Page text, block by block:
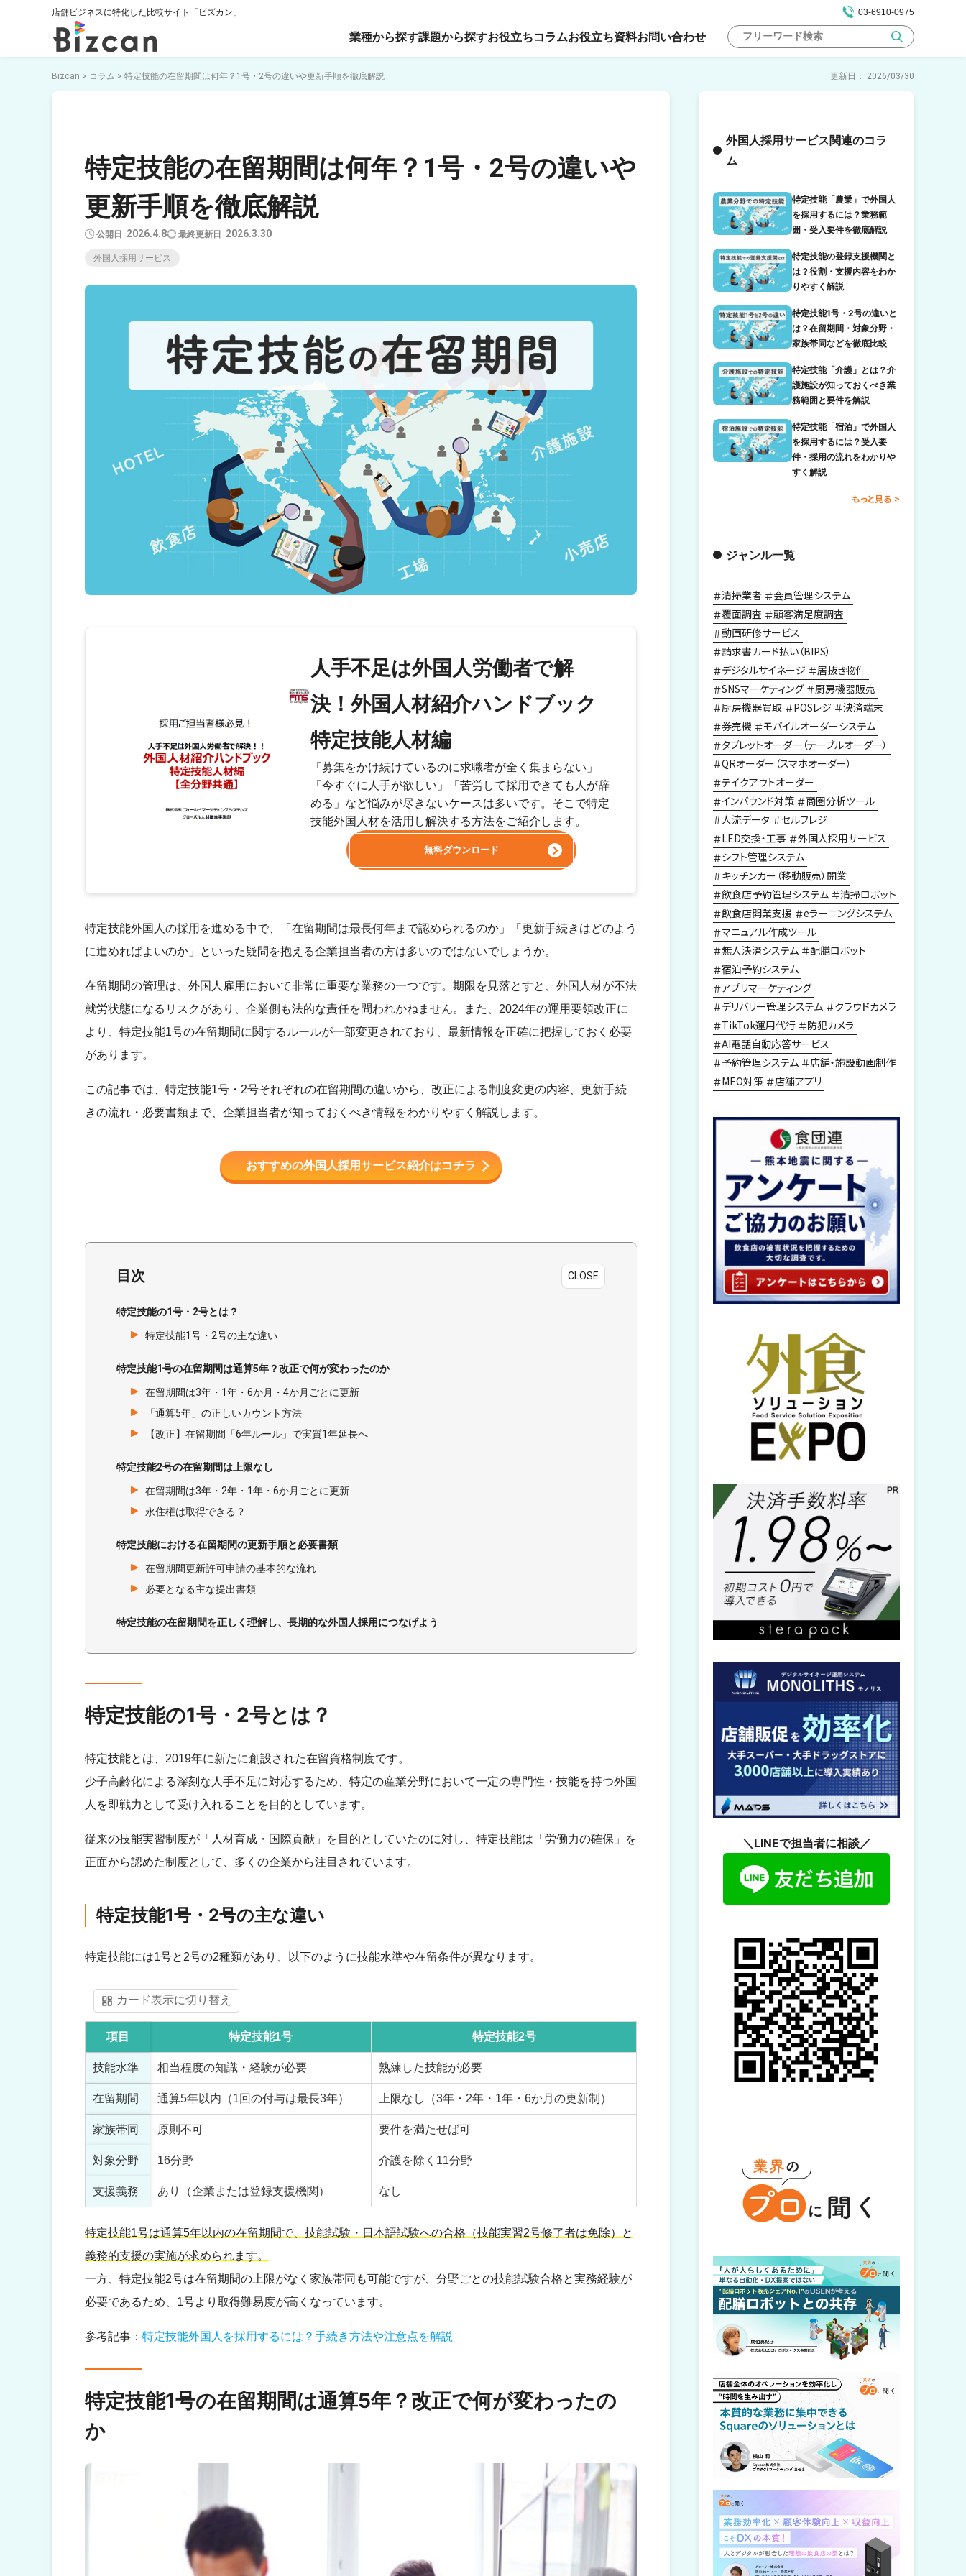
店舗ビジネスに特化した比較サイト「ビズカン」 03-6910-0975
業種から探す課題から探すお役立ちコラムお役立ち資料お問い合わせ
Bizcan > コラム > 特定技能の在留期間は何年？1号・2号の違いや更新手順を徹底解説 2026/03/30
特定技能の在留期間は何年？1号・2号の違いや
更新手順を徹底解説
2026.4.8 2026.3.30
外国人採用サービス
人手不足は外国人労働者で解
決！外国人材紹介ハンドブック
特定技能人材編
「募集をかけ続けているのに求職者が全く集まらない」
「今すぐに人手が欲しい」「苦労して採用できても人が辞
める」など悩みが尽きないケースは多いです。そこで特定
技能外国人材を活用し解決する方法をご紹介します。
無料ダウンロード
特定技能外国人の採用を進める中で、「在留期間は最長何年まで認められるのか」「更新手続きはどのよう
に進めればよいのか」といった疑問を抱える企業担当者の方は多いのではないでしょうか。
在留期間の管理は、外国人雇用において非常に重要な業務の一つです。期限を見落とすと、外国人材が不法
就労状態になるリスクがあり、企業側も法的な責任を問われかねません。また、2024年の運用要領改正に
より、特定技能1号の在留期間に関するルールが一部変更されており、最新情報を正確に把握しておく必要
があります。
この記事では、特定技能1号・2号それぞれの在留期間の違いから、改正による制度変更の内容、更新手続
きの流れ・必要書類まで、企業担当者が知っておくべき情報をわかりやすく解説します。
おすすめの外国人採用サービス紹介はコチラ
目次 CLOSE
特定技能の1号・2号とは？
特定技能1号・2号の主な違い
特定技能1号の在留期間は通算5年？改正で何が変わったのか
在留期間は3年・1年・6か月・4か月ごとに更新
「通算5年」の正しいカウント方法
【改正】在留期間「6年ルール」で実質1年延長へ
特定技能2号の在留期間は上限なし
在留期間は3年・2年・1年・6か月ごとに更新
永住権は取得できる？
特定技能における在留期間の更新手順と必要書類
在留期間更新許可申請の基本的な流れ
必要となる主な提出書類
特定技能の在留期間を正しく理解し、長期的な外国人採用につなげよう
特定技能の1号・2号とは？
特定技能とは、2019年に新たに創設された在留資格制度です。
少子高齢化による深刻な人手不足に対応するため、特定の産業分野において一定の専門性・技能を持つ外国
人を即戦力として受け入れることを目的としています。
従来の技能実習制度が「人材育成・国際貢献」を目的としていたのに対し、特定技能は「労働力の確保」を
正面から認めた制度として、多くの企業から注目されています。
特定技能1号・2号の主な違い
特定技能には1号と2号の2種類があり、以下のように技能水準や在留条件が異なります。
カード表示に切り替え
項目 特定技能1号 特定技能2号
技能水準 相当程度の知識・経験が必要 熟練した技能が必要
在留期間 通算5年以内（1回の付与は最長3年） 上限なし（3年・2年・1年・6か月の更新制）
家族帯同 原則不可 要件を満たせば可
対象分野 16分野 介護を除く11分野
支援義務 あり（企業または登録支援機関） なし
特定技能1号は通算5年以内の在留期間で、技能試験・日本語試験への合格（技能実習2号修了者は免除）と
義務的支援の実施が求められます。
一方、特定技能2号は在留期間の上限がなく家族帯同も可能ですが、分野ごとの技能試験合格と実務経験が
必要であるため、1号より取得難易度が高くなっています。
参考記事： 特定技能外国人を採用するには？手続き方法や注意点を解説
特定技能1号の在留期間は通算5年？改正で何が変わったの
か
外国人採用サービス関連のコラ
ム
特定技能「農業」で外国人
を採用するには？業務範
囲・受入要件を徹底解説
特定技能の登録支援機関と
は？役割・支援内容をわか
りやすく解説
特定技能1号・2号の違いと
は？在留期間・対象分野・
家族帯同などを徹底比較
特定技能「介護」とは？介
護施設が知っておくべき業
務範囲と要件を解説
特定技能「宿泊」で外国人
を採用するには？受入要
件・採用の流れをわかりや
すく解説
もっと見る
ジャンル一覧
清掃業者
会員管理システム
覆面調査
顧客満足度調査
動画研修サービス
請求書カード払い（BIPS）
デジタルサイネージ
居抜き物件
SNSマーケティング
厨房機器販売
厨房機器買取
POSレジ
決済端末
券売機
モバイルオーダーシステム
タブレットオーダー（テーブルオーダー）
QRオーダー（スマホオーダー）
テイクアウトオーダー
インバウンド対策
商圏分析ツール
人流データ
セルフレジ
LED交換・工事
外国人採用サービス
シフト管理システム
キッチンカー（移動販売）開業
飲食店予約管理システム
清掃ロボット
飲食店開業支援
eラーニングシステム
マニュアル作成ツール
無人決済システム
配膳ロボット
宿泊予約システム
アプリマーケティング
デリバリー管理システム
クラウドカメラ
TikTok運用代行
防犯カメラ
AI電話自動応答サービス
予約管理システム
店舗・施設動画制作
MEO対策
店舗アプリ
＼LINEで担当者に相談／